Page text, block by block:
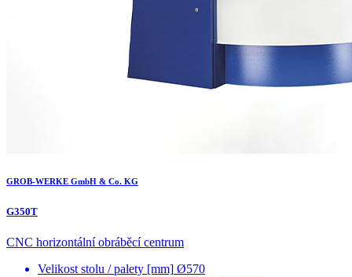
GROB-WERKE GmbH & Co. KG
G350T
CNC horizontální obráběcí centrum
Velikost stolu / palety [mm] Ø570